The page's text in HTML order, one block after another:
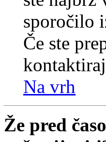
sporočilo
Če ste
Na vrh
Že pred